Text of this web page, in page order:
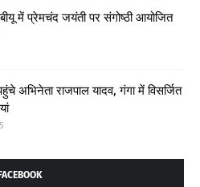
में प्रेमचंद जयंती पर संगोष्ठी आयोजित
अभिनेता राजपाल यादव, गंगा में विसर्जित